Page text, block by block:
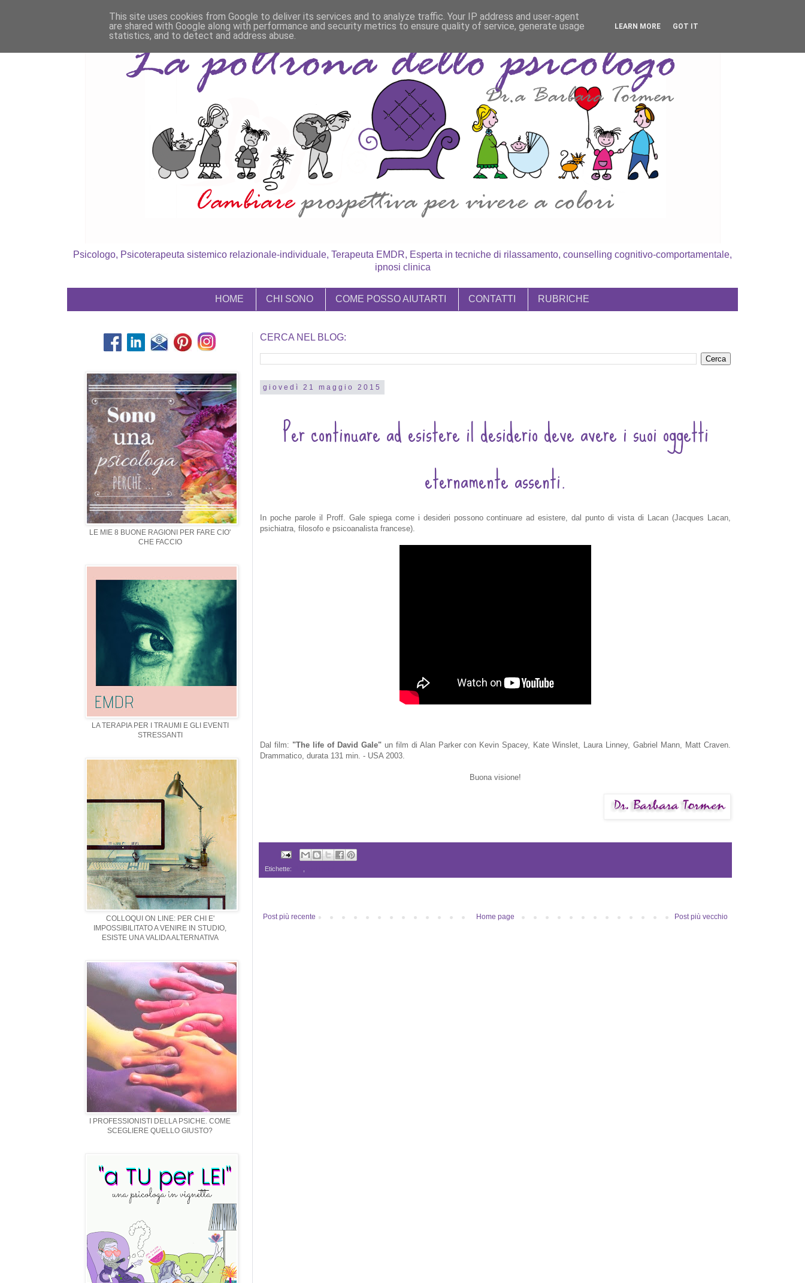
Psicologo, Psicoterapeuta sistemico relazionale-individuale, Terapeuta EMDR, Esperta in tecniche di rilassamento, counselling cognitivo-comportamentale,
ipnosi clinica
HOME CHI SONO COME POSSO AIUTARTI CONTATTI RUBRICHE
CERCA NEL BLOG:
giovedì 21 maggio 2015
Per continuare ad esistere il desiderio deve avere i suoi oggetti
eternamente assenti.
In poche parole il Proff. Gale spiega come i desideri possono continuare ad esistere, dal punto di vista di Lacan (Jacques Lacan,
psichiatra, filosofo e psicoanalista francese).
Dal film: "The life of David Gale"un film di Alan Parker con Kevin Spacey, Kate Winslet, Laura Linney, Gabriel Mann, Matt Craven.
Drammatico, durata 131 min. - USA 2003.
Buona visione!
Etichette:
Post più recente Post più vecchio
Home page
LE MIE 8 BUONE RAGIONI PER FARE CIO'
CHE FACCIO
LA TERAPIA PER I TRAUMI E GLI EVENTI
STRESSANTI
COLLOQUI ON LINE: PER CHI E'
IMPOSSIBILITATO A VENIRE IN STUDIO,
ESISTE UNA VALIDA ALTERNATIVA
I PROFESSIONISTI DELLA PSICHE. COME
SCEGLIERE QUELLO GIUSTO?
This site uses cookies from Google to deliver its services and to analyze traffic. Your IP address and user-agent
are shared with Google along with performance and security metrics to ensure quality of service, generate usage
statistics, and to detect and address abuse.
LEARN MORE GOT IT